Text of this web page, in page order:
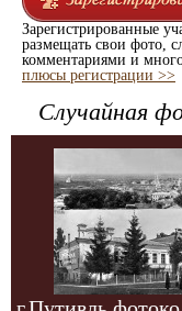
Зарегистрированные
размещать свои фото,
комментариями и
плюсы регистрации >>
Случайная